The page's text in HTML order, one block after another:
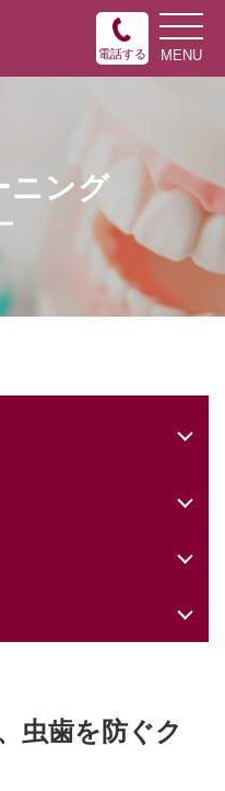
電話する
ニング
虫歯を防ぐク